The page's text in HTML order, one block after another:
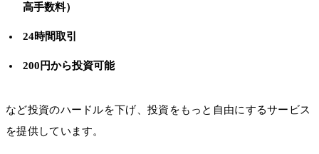
高手数料）
24時間取引
200円から投資可能
など投資のハードルを下げ、投資をもっと自由にするサービス
を提供しています。